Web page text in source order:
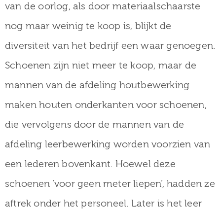
van de oorlog, als door materiaalschaarste
nog maar weinig te koop is, blijkt de
diversiteit van het bedrijf een waar genoegen.
Schoenen zijn niet meer te koop, maar de
mannen van de afdeling houtbewerking
maken houten onderkanten voor schoenen,
die vervolgens door de mannen van de
afdeling leerbewerking worden voorzien van
een lederen bovenkant. Hoewel deze
schoenen ‘voor geen meter liepen’, hadden ze
aftrek onder het personeel. Later is het leer